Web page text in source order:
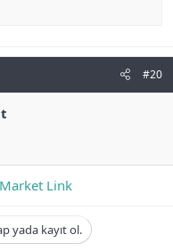
#20
Link
yada kayıt ol.